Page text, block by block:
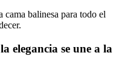
balinesa para todo el
elegancia se une a la